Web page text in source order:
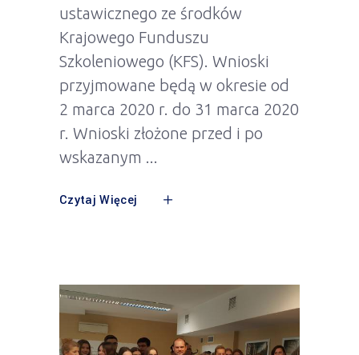
ustawicznego ze środków
Krajowego Funduszu
Szkoleniowego (KFS). Wnioski
przyjmowane będą w okresie od
2 marca 2020 r. do 31 marca 2020
r. Wnioski złożone przed i po
wskazanym
Czytaj Więcej